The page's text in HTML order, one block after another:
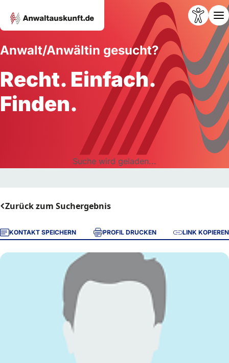
Anwalt/Anwältin gesucht?
Recht. Einfach.
Finden.
Suche wird geladen...
Zurück zum Suchergebnis
KONTAKT SPEICHERN PROFIL DRUCKEN LINK KOPIEREN